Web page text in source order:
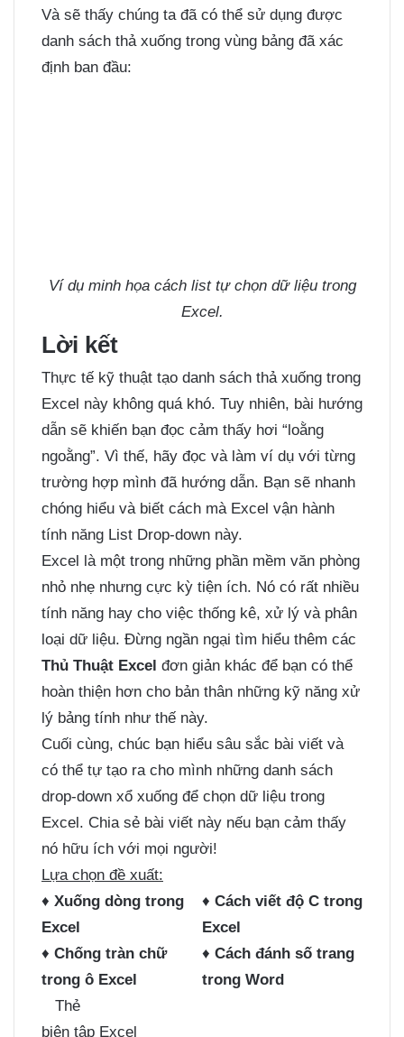
Và sẽ thấy chúng ta đã có thể sử dụng được
danh sách thả xuống trong vùng bảng đã xác
định ban đầu:
Ví dụ minh họa cách list tự chọn dữ liệu trong
Excel.
Lời kết
Thực tế kỹ thuật tạo danh sách thả xuống trong
Excel này không quá khó. Tuy nhiên, bài hướng
dẫn sẽ khiến bạn đọc cảm thấy hơi “loằng
ngoằng”. Vì thế, hãy đọc và làm ví dụ với từng
trường hợp mình đã hướng dẫn. Bạn sẽ nhanh
chóng hiểu và biết cách mà Excel vận hành
tính năng List Drop-down này.
Excel là một trong những phần mềm văn phòng
nhỏ nhẹ nhưng cực kỳ tiện ích. Nó có rất nhiều
tính năng hay cho việc thống kê, xử lý và phân
loại dữ liệu. Đừng ngần ngại tìm hiểu thêm các
Thủ Thuật Excel đơn giản khác để bạn có thể
hoàn thiện hơn cho bản thân những kỹ năng xử
lý bảng tính như thế này.
Cuối cùng, chúc bạn hiểu sâu sắc bài viết và
có thể tự tạo ra cho mình những danh sách
drop-down xổ xuống để chọn dữ liệu trong
Excel. Chia sẻ bài viết này nếu bạn cảm thấy
nó hữu ích với mọi người!
Lựa chọn đề xuất:
♦ Xuống dòng trong
Excel
♦ Cách viết độ C trong
Excel
♦ Chống tràn chữ
trong ô Excel
♦ Cách đánh số trang
trong Word
Thẻ
biên tập Excel